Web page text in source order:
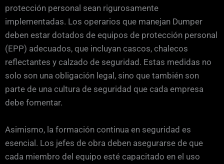
protección personal sean rigurosamente
implementadas. Los operarios que manejan Dumper
deben estar dotados de equipos de protección personal
(EPP) adecuados, que incluyan cascos, chalecos
reflectantes y calzado de seguridad. Estas medidas no
solo son una obligación legal, sino que también son
parte de una cultura de seguridad que cada empresa
debe fomentar.
Asimismo, la formación continua en seguridad es
esencial. Los jefes de obra deben asegurarse de que
cada miembro del equipo esté capacitado en el uso